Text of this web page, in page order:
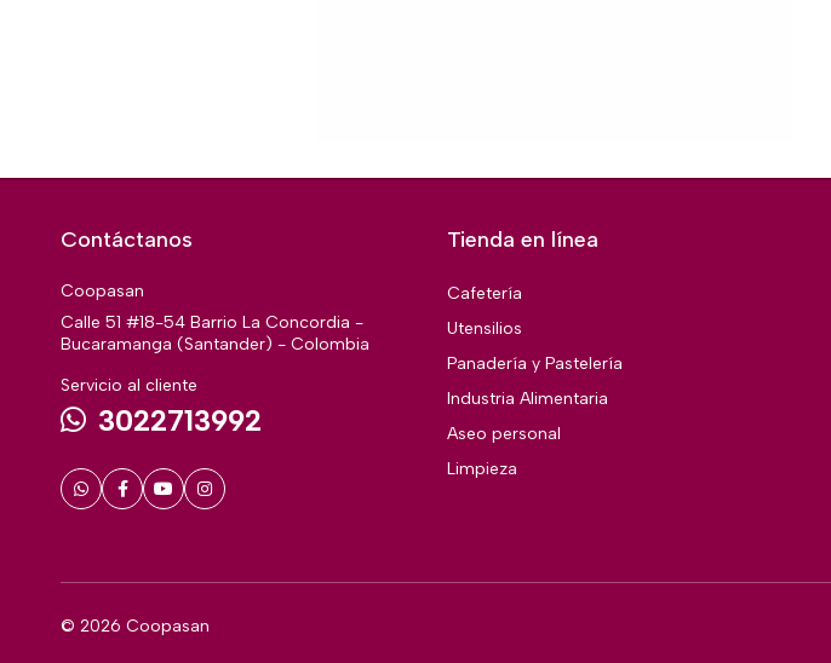
Contáctanos
Coopasan
Calle 51 #18-54 Barrio La Concordia -
Bucaramanga (Santander) - Colombia
Servicio al cliente
3022713992
Tienda en línea
Cafetería
Utensilios
Panadería y Pastelería
Industria Alimentaria
Aseo personal
Limpieza
© 2026 Coopasan